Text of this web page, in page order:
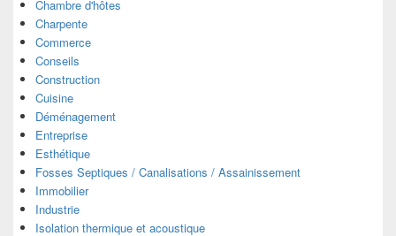
Chambre d'hôtes
Charpente
Commerce
Conseils
Construction
Cuisine
Déménagement
Entreprise
Esthétique
Fosses Septiques / Canalisations / Assainissement
Immobilier
Industrie
Isolation thermique et acoustique